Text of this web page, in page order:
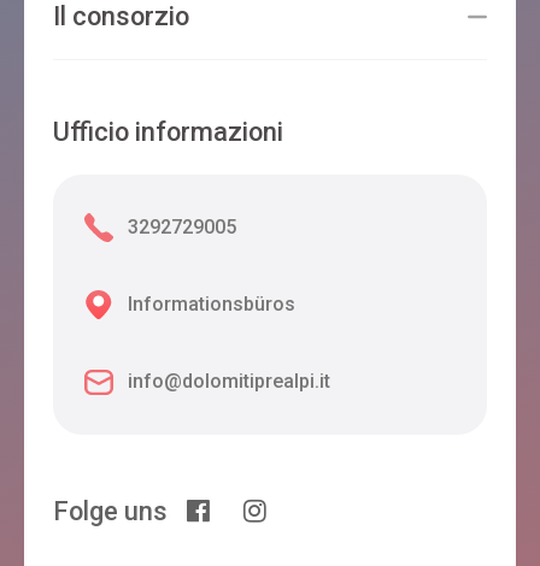
Il consorzio
Ufficio informazioni
3292729005
Informationsbüros
info@dolomitiprealpi.it
Folge uns